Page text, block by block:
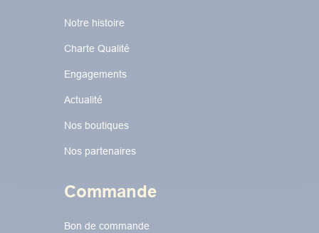
Notre histoire
Charte Qualité
Engagements
Actualité
Nos boutiques
Nos partenaires
Commande
Bon de commande